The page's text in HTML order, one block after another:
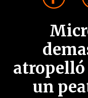
atropelló
un